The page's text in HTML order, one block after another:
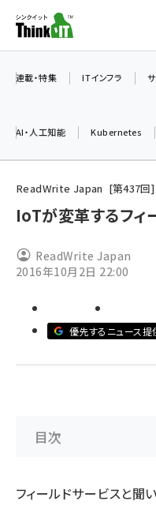
ン
ツ
加藤銘のチーム貢
北海道をのんびり
genai (1494)
連載・特集 ITインフラ
AI・人工知能 Kubernetes
ReadWrite Japan 第437回
IoTが変革するフィ
ReadWrite Japan
2016年10月2日 22:00
優先するニュース
目次
フィールドサービスと聞